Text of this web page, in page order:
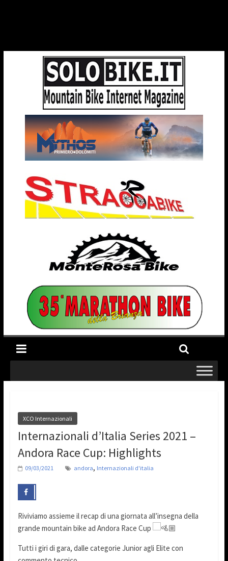
XCO Internazionali
Internazionali d’Italia Series 2021 –
Andora Race Cup: Highlights
09/03/2021 andora, Internazionali d'italia
Riviviamo assieme il recap di una giornata all’insegna della
grande mountain bike ad Andora Race Cup
Tutti i giri di gara, dalle categorie Junior agli Elite con